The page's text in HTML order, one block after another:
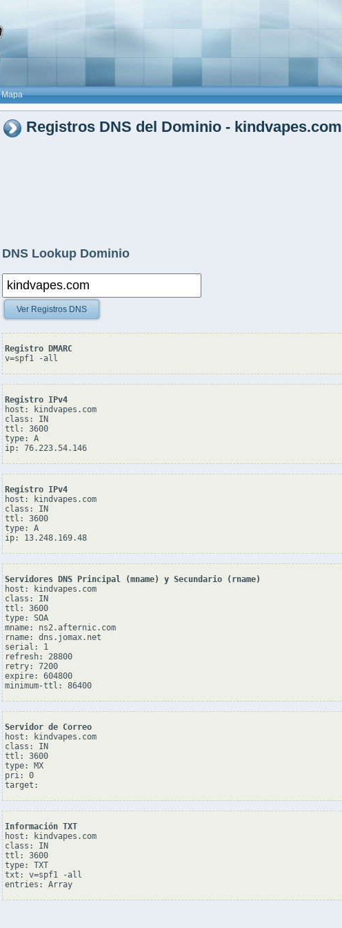
Mapa
Registros DNS del Dominio - kindvapes.com
DNS Lookup Dominio
Ver Registros DNS
Registro DMARC
v=spf1 -all
Registro IPv4
host: kindvapes.com
class: IN
ttl: 3600
type: A
ip: 76.223.54.146
Registro IPv4
host: kindvapes.com
class: IN
ttl: 3600
type: A
ip: 13.248.169.48
Servidores DNS Principal (mname) y Secundario (rname)
host: kindvapes.com
class: IN
ttl: 3600
type: SOA
mname: ns2.afternic.com
rname: dns.jomax.net
serial: 1
refresh: 28800
retry: 7200
expire: 604800
minimum-ttl: 86400
Servidor de Correo
host: kindvapes.com
class: IN
ttl: 3600
type: MX
pri: 0
Información TXT
host: kindvapes.com
class: IN
ttl: 3600
type: TXT
txt: v=spf1 -all
entries: Array